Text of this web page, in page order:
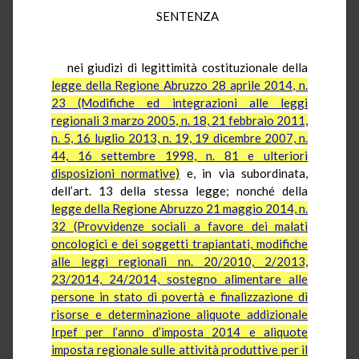
SENTENZA
nei giudizi di legittimità costituzionale della
legge della Regione Abruzzo 28 aprile 2014, n.
23 (Modifiche ed integrazioni alle leggi
regionali 3 marzo 2005, n. 18, 21 febbraio 2011,
n. 5, 16 luglio 2013, n. 19, 19 dicembre 2007, n.
44, 16 settembre 1998, n. 81 e ulteriori
disposizioni normative) e, in via subordinata,
dell’art. 13 della stessa legge; nonché della
legge della Regione Abruzzo 21 maggio 2014, n.
32 (Provvidenze sociali a favore dei malati
oncologici e dei soggetti trapiantati, modifiche
alle leggi regionali nn. 20/2010, 2/2013,
23/2014, 24/2014, sostegno alimentare alle
persone in stato di povertà e finalizzazione di
risorse e determinazione aliquote addizionale
Irpef per l’anno d’imposta 2014 e aliquote
imposta regionale sulle attività produttive per il